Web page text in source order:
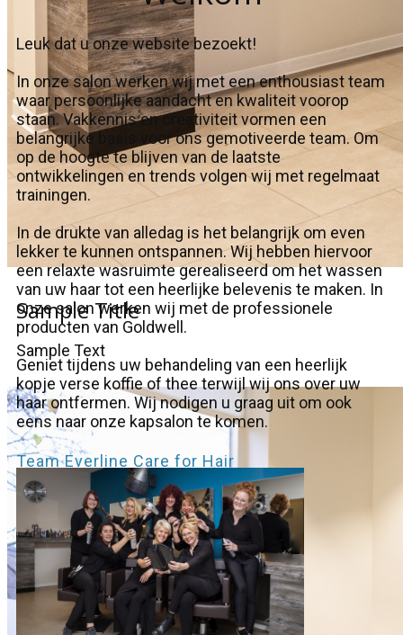
Sample Title
Sample Text
Leuk dat u onze website bezoekt!
In onze salon werken wij met een enthousiast team
waar persoonlijke aandacht en kwaliteit voorop
staan. Vakkennis en creativiteit vormen een
belangrijke basis voor ons gemotiveerde team. Om
op de hoogte te blijven van de laatste
ontwikkelingen en trends volgen wij met regelmaat
trainingen.
In de drukte van alledag is het belangrijk om even
lekker te kunnen ontspannen. Wij hebben hiervoor
een relaxte wasruimte gerealiseerd om het wassen
van uw haar tot een heerlijke belevenis te maken. In
onze salon werken wij met de professionele
producten van Goldwell.
Geniet tijdens uw behandeling van een heerlijk
kopje verse koffie of thee terwijl wij ons over uw
haar ontfermen. Wij nodigen u graag uit om ook
eens naar onze kapsalon te komen.
Team Everline Care for Hair